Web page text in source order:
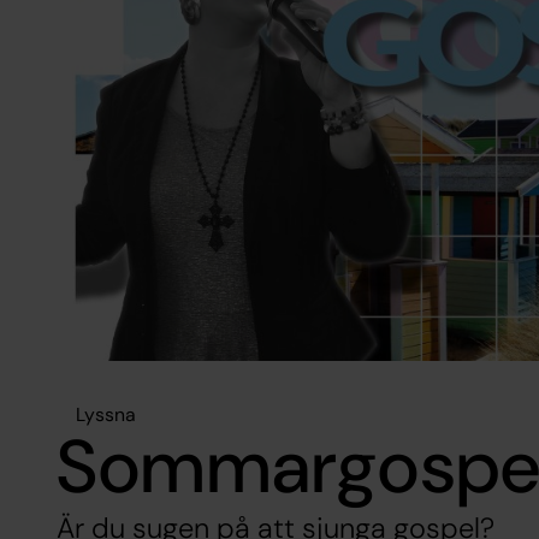
Lyssna
Är du sugen på att sjunga gospel?